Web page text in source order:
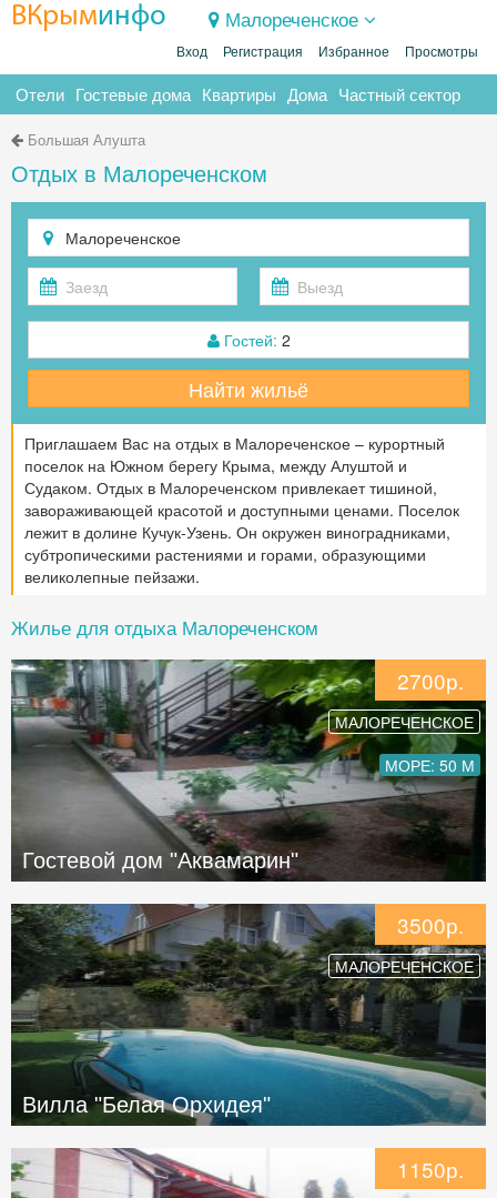
ВКрыминфо Малореченское
Вход Регистрация Избранное Просмотры
Отели Гостевые дома Квартиры Дома Частный сектор
Большая Алушта
Отдых в Малореченском
Гостей: 2
Найти жильё
Приглашаем Вас на отдых в Малореченское – курортный
поселок на Южном берегу Крыма, между Алуштой и
Судаком. Отдых в Малореченском привлекает тишиной,
завораживающей красотой и доступными ценами. Поселок
лежит в долине Кучук-Узень. Он окружен виноградниками,
субтропическими растениями и горами, образующими
великолепные пейзажи.
Жилье для отдыха Малореченском
2700р.
МАЛОРЕЧЕНСКОЕ
МОРЕ: 50 М
Гостевой дом "Аквамарин"
3500р.
МАЛОРЕЧЕНСКОЕ
Вилла "Белая Орхидея"
1150р.